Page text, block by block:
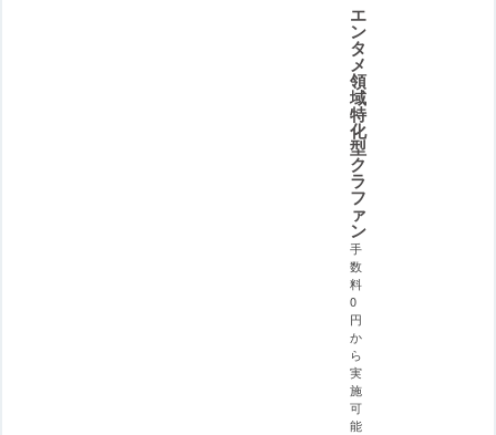
エ
ン
タ
メ
領
域
特
化
型
ク
ラ
フ
ァ
ン
手
数
料
0
円
か
ら
実
施
可
能